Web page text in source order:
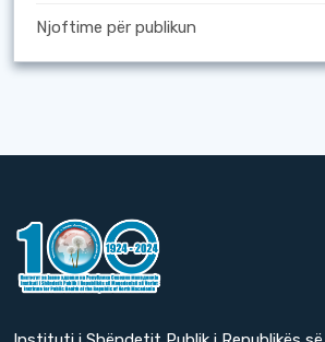
Njoftime për publikun